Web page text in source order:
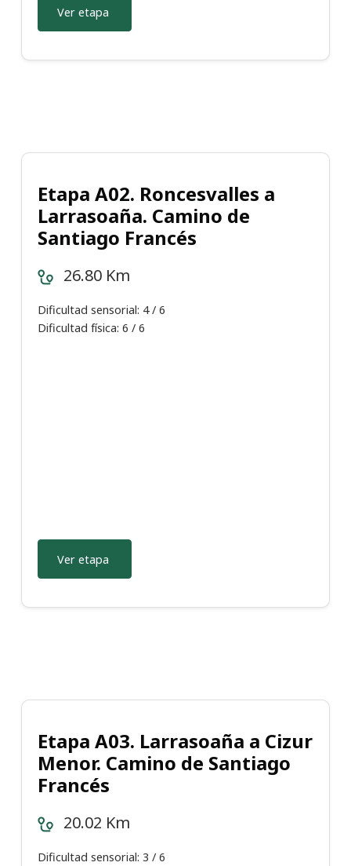
Ver etapa
Etapa A02. Roncesvalles a
Larrasoaña. Camino de
Santiago Francés
26.80 Km
Dificultad sensorial: 4 / 6
Dificultad física: 6 / 6
Ver etapa
Etapa A03. Larrasoaña a Cizur
Menor. Camino de Santiago
Francés
20.02 Km
Dificultad sensorial: 3 / 6